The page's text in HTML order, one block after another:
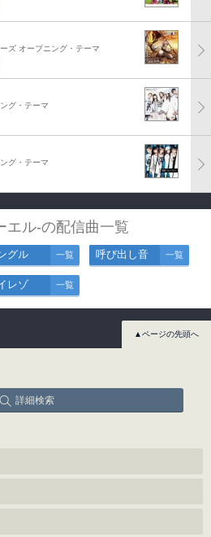
ズ オープニング・テーマ
グ・テーマ
グ・テーマ
エル-の配信曲一覧
グル 一覧 呼び出し音 一覧
レゾ 一覧
▲ページの先頭へ
詳細検索